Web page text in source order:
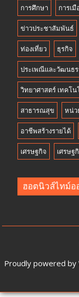
การศึกษา การเมื
ข่าวประชาสัมพันธ์
ท่องเที่ยว ธุรกิจ
ประเพณีและวัฒนธ
วิทยาศาสตร์ เทคโ
สาธารณสุข หน่ว
อาชีพสร้างรายได้
เศรษฐกิจ เศรษฐ
ฮอตนิวส์ไทม์อ
Proudly powered by